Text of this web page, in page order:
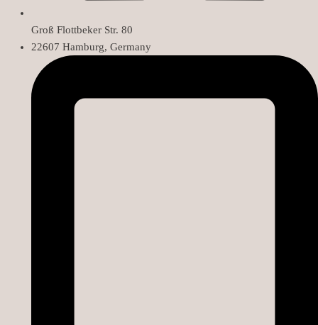
Groß Flottbeker Str. 80
22607 Hamburg, Germany